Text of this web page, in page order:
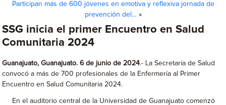
Participan más de 600 jóvenes en emotiva y reflexiva jornada de
prevención del… »
SSG inicia el primer Encuentro en Salud
Comunitaria 2024
Guanajuato, Guanajuato. 6 de junio de 2024.- La Secretaría de Salud
convocó a más de 700 profesionales de la Enfermería al Primer
Encuentro en Salud Comunitaria 2024.
En el auditorio central de la Universidad de Guanajuato comenzó